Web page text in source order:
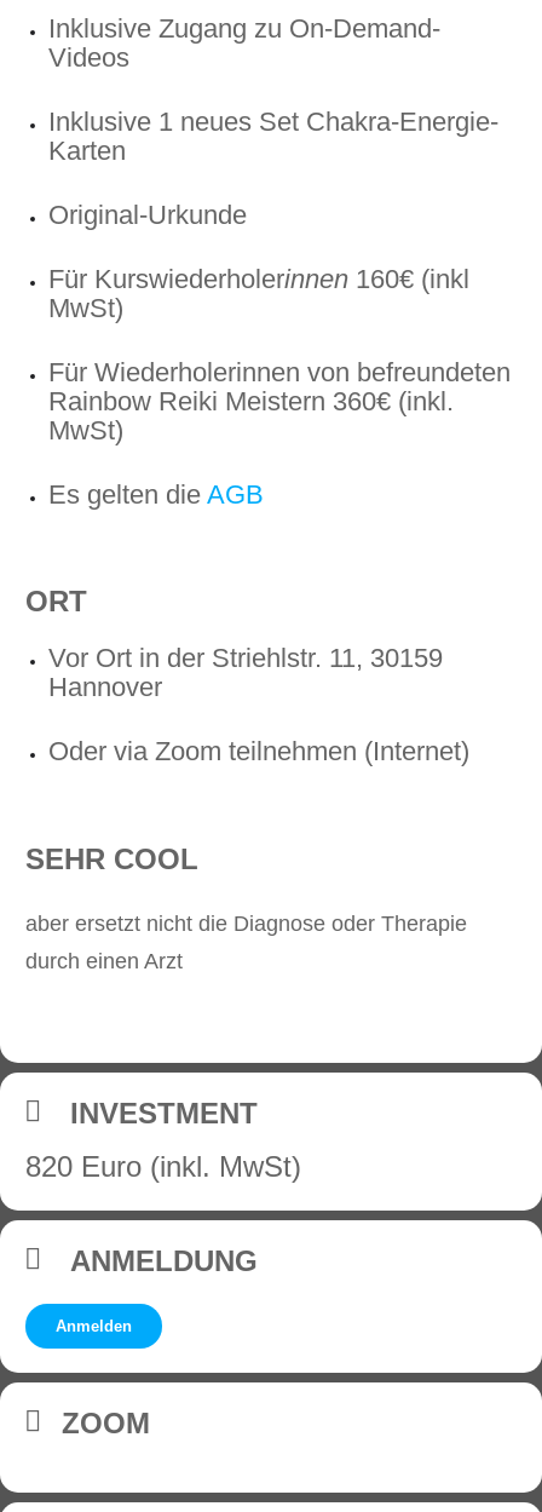
Inklusive Zugang zu On-Demand-
Videos
Inklusive 1 neues Set Chakra-Energie-
Karten
Original-Urkunde
Für Kurswiederholerinnen 160€ (inkl
MwSt)
Für Wiederholerinnen von befreundeten
Rainbow Reiki Meistern 360€ (inkl.
MwSt)
Es gelten die AGB
ORT
Vor Ort in der Striehlstr. 11, 30159
Hannover
Oder via Zoom teilnehmen (Internet)
SEHR COOL
aber ersetzt nicht die Diagnose oder Therapie
durch einen Arzt
INVESTMENT
820 Euro (inkl. MwSt)
ANMELDUNG
Anmelden
ZOOM